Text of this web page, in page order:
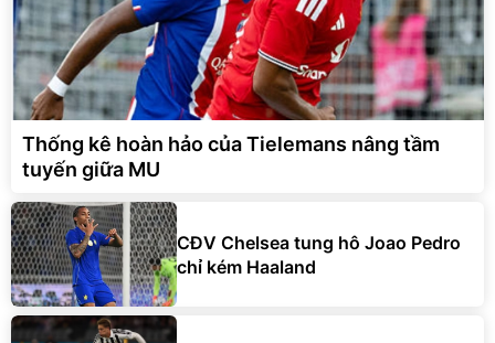
Thống kê hoàn hảo của Tielemans nâng tầm
tuyến giữa MU
CĐV Chelsea tung hô Joao Pedro
chỉ kém Haaland